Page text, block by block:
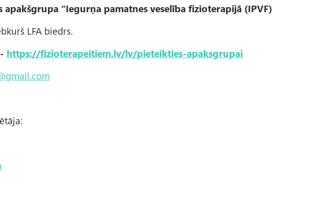
apakšgrupa “Iegurņa pamatnes veselība fizioterapijā (IPVF)
LFA biedrs.
https://fizioterapeitiem.lv/lv/pieteikties-apaksgrupai